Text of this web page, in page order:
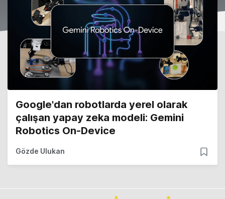
Google'dan robotlarda yerel olarak
çalışan yapay zeka modeli: Gemini
Robotics On-Device
Gözde Ulukan